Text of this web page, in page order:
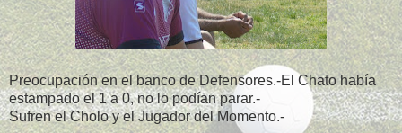
Preocupación en el banco de Defensores.-El Chato había
estampado el 1 a 0, no lo podían parar.-
Sufren el Cholo y el Jugador del Momento.-